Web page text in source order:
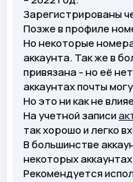
Зарегистрированы
Позже в профиле
Но некоторые
аккаунта. Так же в
привязана - но её
аккаунтах почты
Но это ни как не
На учетной записи
так хорошо и легко
В большинстве
некоторых
Рекомендуется